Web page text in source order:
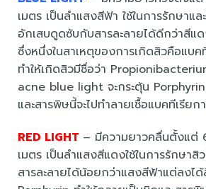
เมตร เป็นลำแสงสีฟ้า ใช้ในการรักษาแ
อักเสบดูดซับกับสารละลายได้ดีกว่าสีแ
ซึ่งหนึ่งในสาเหตุของการเกิดสิวคือแบค
ทำให้เกิดสิวมีชื่อว่า
acne blue light จะกระตุ้น
และสารพิษนี้จะไปทำลายเชื้อแบคทีเรีย
RED LIGHT – มีความยาวคลื่นตั้งแต่
เมตร เป็นลำแสงสีแดงใช้ในการรักษาสิ
สารละลายได้น้อยกว่าแสงสีฟ้าแต่ลงไ